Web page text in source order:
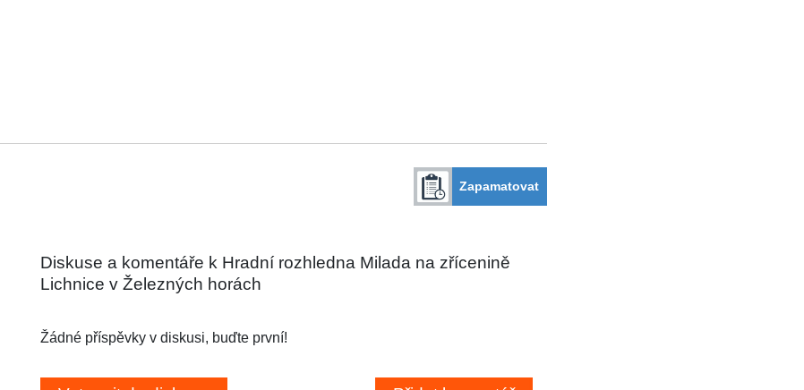
Zapamatovat
Diskuse a komentáře k Hradní rozhledna Milada na zřícenině
Lichnice v Železných horách
Žádné příspěvky v diskusi, buďte první!